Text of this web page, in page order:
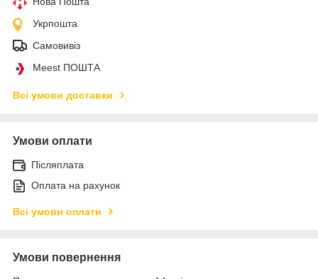
Укрпошта
Самовивіз
Meest ПОШТА
Всі умови доставки
Умови оплати
Післяплата
Оплата на рахунок
Всі умови оплати
Умови повернення